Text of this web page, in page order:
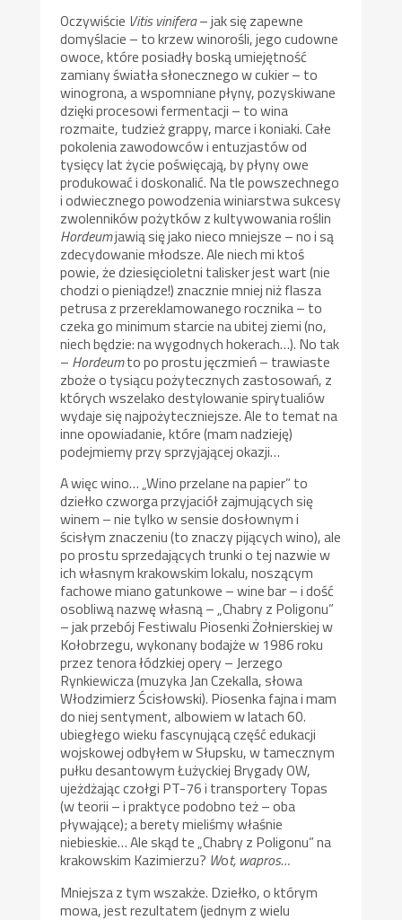
Oczywiście Vitis vinifera– jak się zapewne
domyślacie – to krzew winorośli, jego cudowne
owoce, które posiadły boską umiejętność
zamiany światła słonecznego w cukier – to
winogrona, a wspomniane płyny, pozyskiwane
dzięki procesowi fermentacji – to wina
rozmaite, tudzież grappy, marce i koniaki. Całe
pokolenia zawodowców i entuzjastów od
tysięcy lat życie poświęcają, by płyny owe
produkować i doskonalić. Na tle powszechnego
i odwiecznego powodzenia winiarstwa sukcesy
zwolenników pożytków z kultywowania roślin
Hordeumjawią się jako nieco mniejsze – no i są
zdecydowanie młodsze. Ale niech mi ktoś
powie, że dziesięcioletni talisker jest wart (nie
chodzi o pieniądze!) znacznie mniej niż flasza
petrusa z przereklamowanego rocznika – to
czeka go minimum starcie na ubitej ziemi (no,
niech będzie: na wygodnych hokerach…). No tak
– Hordeumto po prostu jęczmień – trawiaste
zboże o tysiącu pożytecznych zastosowań, z
których wszelako destylowanie spirytualiów
wydaje się najpożyteczniejsze. Ale to temat na
inne opowiadanie, które (mam nadzieję)
podejmiemy przy sprzyjającej okazji…
A więc wino… „Wino przelane na papier” to
dziełko czworga przyjaciół zajmujących się
winem – nie tylko w sensie dosłownym i
ścisłym znaczeniu (to znaczy pijących wino), ale
po prostu sprzedających trunki o tej nazwie w
ich własnym krakowskim lokalu, noszącym
fachowe miano gatunkowe – wine bar – i dość
osobliwą nazwę własną – „Chabry z Poligonu”
– jak przebój Festiwalu Piosenki Żołnierskiej w
Kołobrzegu, wykonany bodajże w 1986 roku
przez tenora łódzkiej opery – Jerzego
Rynkiewicza (muzyka Jan Czekalla, słowa
Włodzimierz Ścisłowski). Piosenka fajna i mam
do niej sentyment, albowiem w latach 60.
ubiegłego wieku fascynującą część edukacji
wojskowej odbyłem w Słupsku, w tamecznym
pułku desantowym Łużyckiej Brygady OW,
ujeżdżając czołgi PT-76 i transportery Topas
(w teorii – i praktyce podobno też – oba
pływające); a berety mieliśmy właśnie
niebieskie… Ale skąd te „Chabry z Poligonu” na
krakowskim Kazimierzu? Wot, wapros…
Mniejsza z tym wszakże. Dziełko, o którym
mowa, jest rezultatem (jednym z wielu